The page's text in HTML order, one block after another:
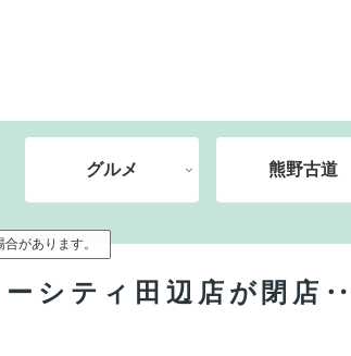
グルメ 熊野古道
があります。
シティ田辺店が閉店